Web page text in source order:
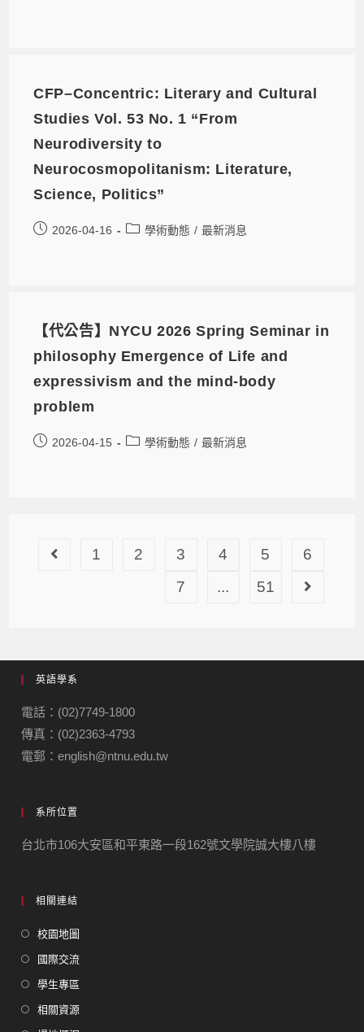
CFP–Concentric: Literary and Cultural
Studies Vol. 53 No. 1 “From
Neurodiversity to
Neurocosmopolitanism: Literature,
Science, Politics”
2026-04-16 學術動態 / 最新消息
【代公告】NYCU 2026 Spring Seminar in
philosophy Emergence of Life and
expressivism and the mind-body
problem
2026-04-15 學術動態 / 最新消息
1 2 3 4 5
6
7
... 51
英語學系
電話：(02)7749-1800
傳真：(02)2363-4793
電郵：english@ntnu.edu.tw
系所位置
台北市106大安區和平東路一段162號文學院誠大樓八樓
相關連結
校園地圖
國際交流
學生專區
相關資源